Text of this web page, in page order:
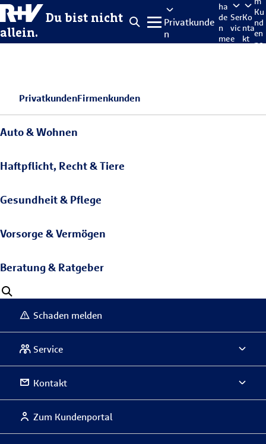
Du bist nicht
allein.
Privatkunde
n
ha
de
n
me
Ser
vic
e
Ko
nta
kt
Ku
nd
en
po
PrivatkundenFirmenkunden
Auto & Wohnen
Haftpflicht, Recht & Tiere
Gesundheit & Pflege
Vorsorge & Vermögen
Beratung & Ratgeber
Schaden melden
Service
Kontakt
Zum Kundenportal